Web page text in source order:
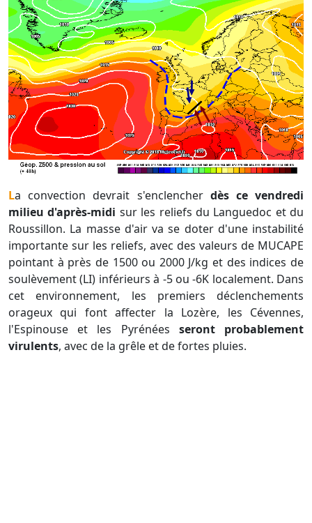
La convection devrait s'enclencher dès ce vendredi
milieu d'après-midi sur les reliefs du Languedoc et du
Roussillon. La masse d'air va se doter d'une instabilité
importante sur les reliefs, avec des valeurs de MUCAPE
pointant à près de 1500 ou 2000 J/kg et des indices de
soulèvement (LI) inférieurs à -5 ou -6K localement. Dans
cet environnement, les premiers déclenchements
orageux qui font affecter la Lozère, les Cévennes,
l'Espinouse et les Pyrénées seront probablement
virulents, avec de la grêle et de fortes pluies.